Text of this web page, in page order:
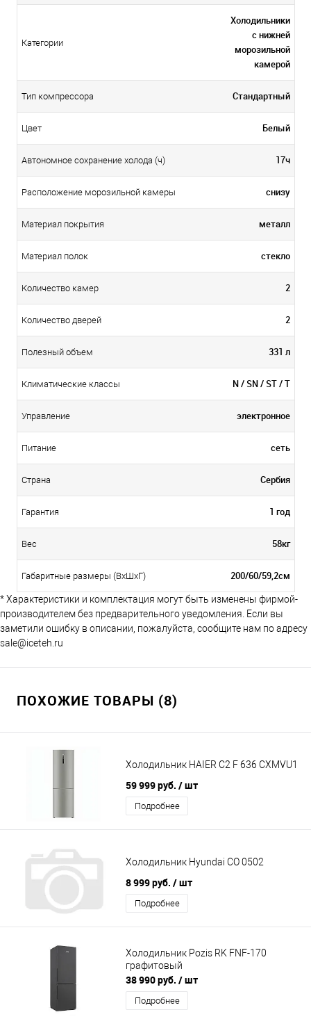
Категории
Холодильники
с нижней
морозильной
камерой
Тип компрессора Стандартный
Цвет Белый
Автономное сохранение холода (ч) 17ч
Расположение морозильной камеры снизу
Материал покрытия металл
Материал полок стекло
Количество камер 2
Количество дверей 2
Полезный объем 331 л
Климатические классы N / SN / ST / T
Управление электронное
Питание сеть
Страна Сербия
Гарантия 1 год
Вес 58кг
Габаритные размеры (ВхШхГ) 200/60/59,2см
* Характеристики и комплектация могут быть изменены фирмой-
производителем без предварительного уведомления. Если вы
заметили ошибку в описании, пожалуйста, сообщите нам по адресу
sale@iceteh.ru
ПОХОЖИЕ ТОВАРЫ (8)
Холодильник HAIER C2 F 636 CXMVU1
59 999 руб. / шт
Подробнее
Холодильник Hyundai CO 0502
8 999 руб. / шт
Подробнее
Холодильник Pozis RK FNF-170
графитовый
38 990 руб. / шт
Подробнее